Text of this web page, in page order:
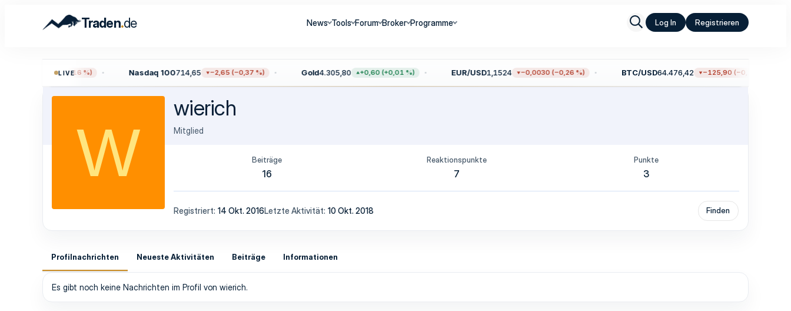
Traden.de News Tools Forum Broker Programme Log In Registrieren
LIVE
−12,17 (−0,16 %) Nasdaq 100714,65 −2,65 (−0,37 %) Gold4.305,80 +0,60 (+0,01 %) EUR/USD1,1524 −0,0030 (−0,26 %) BTC/USD64.476,42 −125,90 (−0,19 %)
W
wierich
Mitglied
Beiträge
16
Reaktionspunkte
7
Punkte
3
Registriert 14 Okt. 2016Letzte Aktivität 10 Okt. 2018 Finden
Profilnachrichten Neueste Aktivitäten Beiträge Informationen
Es gibt noch keine Nachrichten im Profil von wierich.